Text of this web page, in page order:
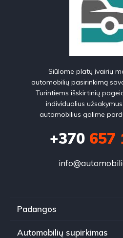
Siūlome platų įvairių
automobilių pasirinkimą
Turintiems išskirtinių
individualius
automobilius galime
+370 657
Padangos
Automobilių supirkimas